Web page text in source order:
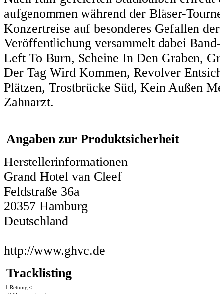
aufgenommen während der Bläser-
Konzertreise auf besonderes Gefallen
Veröffentlichung versammelt dabei
Left To Burn, Scheine In Den Graben,
Der Tag Wird Kommen, Revolver
Plätzen, Trostbrücke Süd, Kein Außen
Zahnarzt.
Angaben zur Produktsicherheit
Herstellerinformationen
Grand Hotel van Cleef
Feldstraße 36a
20357 Hamburg
Deutschland
http://www.ghvc.de
Tracklisting
1 Rettung <